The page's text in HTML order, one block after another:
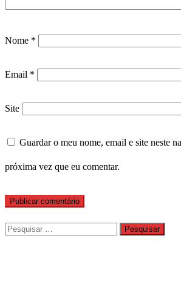
Nome *
Email *
Site
Guardar o meu nome, email e site neste
próxima vez que eu comentar.
Pesquisar
por: